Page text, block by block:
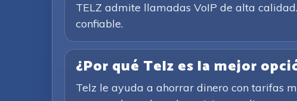
TELZ admite llamadas VoIP de alta
confiable.
¿Por qué Telz es la mejor
Telz le ayuda a ahorrar dinero con tarifas